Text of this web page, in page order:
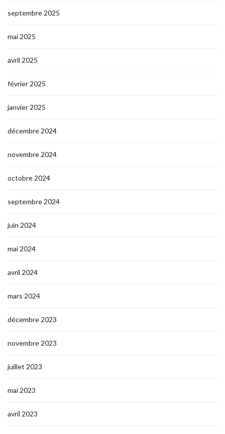
septembre 2025
mai 2025
avril 2025
février 2025
janvier 2025
décembre 2024
novembre 2024
octobre 2024
septembre 2024
juin 2024
mai 2024
avril 2024
mars 2024
décembre 2023
novembre 2023
juillet 2023
mai 2023
avril 2023